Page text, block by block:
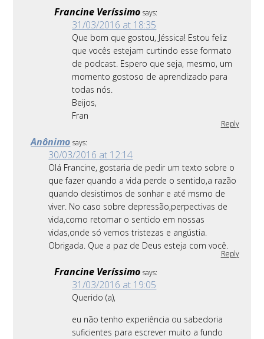
Francine Veríssimo says:
31/03/2016 at 18:35
Que bom que gostou, Jéssica! Estou feliz
que vocês estejam curtindo esse formato
de podcast. Espero que seja, mesmo, um
momento gostoso de aprendizado para
todas nós.
Beijos,
Fran
Reply
Anônimo says:
30/03/2016 at 12:14
Olá Francine, gostaria de pedir um texto sobre o
que fazer quando a vida perde o sentido,a razão
quando desistimos de sonhar e até msmo de
viver. No caso sobre depressão,perpectivas de
vida,como retomar o sentido em nossas
vidas,onde só vemos tristezas e angústia.
Obrigada. Que a paz de Deus esteja com você.
Reply
Francine Veríssimo says:
31/03/2016 at 19:05
Querido (a),
eu não tenho experiência ou sabedoria
suficientes para escrever muito a fundo